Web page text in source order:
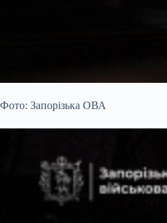
Фото: Запорізька ОВА